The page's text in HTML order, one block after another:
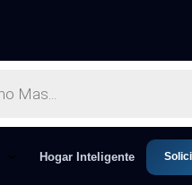
Hogar Inteligente